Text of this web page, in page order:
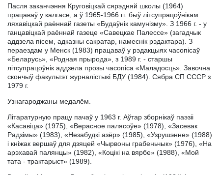
Пасля заканчэння Круговіцкай сярэдняй школы (1964)
працаваў у калгасе, а ў 1965-1966 гг. быў літсупрацоўнікам
ляхавіцкай раённай газеты «Будаўнік камунізму». З 1966 г. - у
ганцавіцкай раённай газеце «Савецкае Палессе» (загадчык
аддзела пісем, адказны сакратар, намеснік рэдактара). З
пераездам у Менск (1983) працаваў у рэдакцыях часопісаў
«Беларусь», «Родная прырода», з 1989 г. - старшы
літсупрацоўнік аддзела прозы часопіса «Маладосць». Завочна
скончыў факультэт журналістыкі БДУ (1984). Сябра СП СССР з
1979 г.
Узнагароджаны медалём.
Літаратурную працу пачаў у 1963 г. Аўтар зборнікаў паэзіі
«Касавіца» (1975), «Верасное палясоўе» (1978), «Засевак
Радзімы» (1983), «Незабудкі азёр» (1985), «Узрушэнне» (1988)
і кніжак вершаў для дзяцей «Чырвоны грабеньчык» (1976), «На
арэхавай палянцы» (1982), «Коцікі на вярбе» (1988), «Мой
тата - трактарыст» (1989).